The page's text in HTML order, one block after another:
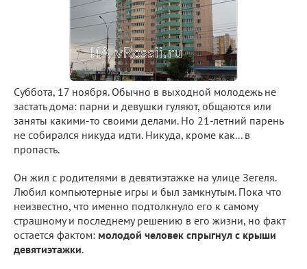
Суббота, 17 ноября. Обычно в выходной молодежь не
застать дома: парни и девушки гуляют, общаются или
заняты какими-то своими делами. Но 21-летний парень
не собирался никуда идти. Никуда, кроме как... в
пропасть.
Он жил с родителями в девятиэтажке на улице Зегеля.
Любил компьютерные игры и был замкнутым. Пока что
неизвестно, что именно подтолкнуло его к самому
страшному и последнему решению в его жизни, но факт
остается фактом: молодой человек спрыгнул с крыши
девятиэтажки.